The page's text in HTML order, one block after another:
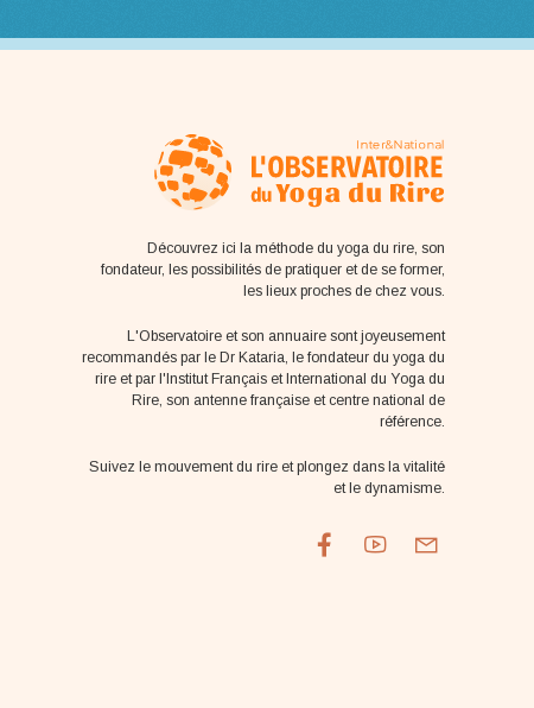
Découvrez ici la méthode du yoga du rire, son
fondateur, les possibilités de pratiquer et de se former,
les lieux proches de chez vous.
L'Observatoire et son annuaire sont joyeusement
recommandés par le Dr Kataria, le fondateur du yoga du
rire et par l'Institut Français et International du Yoga du
Rire, son antenne française et centre national de
référence.
Suivez le mouvement du rire et plongez dans la vitalité
et le dynamisme.